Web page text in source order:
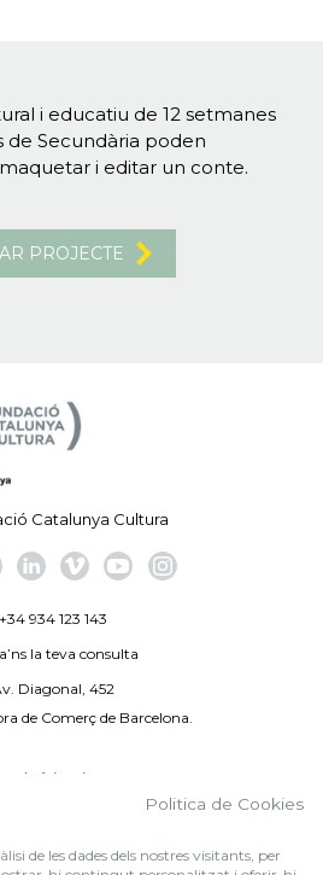
i educatiu de 12 setmanes
de Secundària poden
i editar un conte.
PROJECTE
Catalunya Cultura
+34 934 123 143
la teva consulta
Diagonal, 452
de Comerç de Barcelona.
Avís legal
By 100X100NET
Politica de Cookies
de les dades dels nostres visitants, per